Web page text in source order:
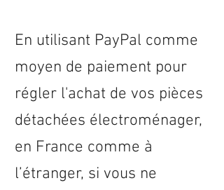
En utilisant PayPal comme
moyen de paiement pour
régler l'achat de vos pièces
détachées électroménager,
en France comme à
l’étranger, si vous ne